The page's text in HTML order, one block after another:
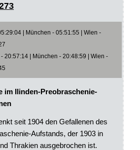
| München - 05:51:55 | Wien -
20:57:14 | München - 20:48:59 | Wien -
im Ilinden-Preobraschenie-
seit 1904 den Gefallenen des
Aufstands, der 1903 in
Thrakien ausgebrochen ist.